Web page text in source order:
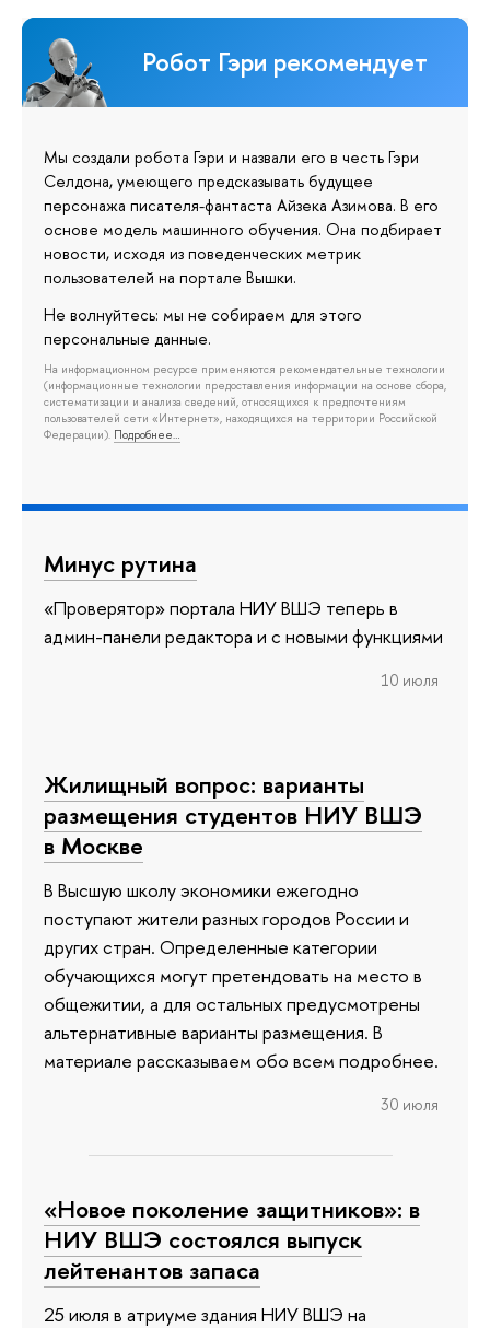
Робот Гэри рекомендует
Мы создали робота Гэри и назвали его в честь Гэри
Селдона, умеющего предсказывать будущее
персонажа писателя-фантаста Айзека Азимова. В его
основе модель машинного обучения. Она подбирает
новости, исходя из поведенческих метрик
пользователей на портале Вышки.
Не волнуйтесь: мы не собираем для этого
персональные данные.
На информационном ресурсе применяются рекомендательные технологии
(информационные технологии предоставления информации на основе сбора,
систематизации и анализа сведений, относящихся к предпочтениям
пользователей сети «Интернет», находящихся на территории Российской
Федерации). Подробнее…
Минус рутина
«Проверятор» портала НИУ ВШЭ теперь в
админ-панели редактора и с новыми функциями
10 июля
Жилищный вопрос: варианты
размещения студентов НИУ ВШЭ
в Москве
В Высшую школу экономики ежегодно
поступают жители разных городов России и
других стран. Определенные категории
обучающихся могут претендовать на место в
общежитии, а для остальных предусмотрены
альтернативные варианты размещения. В
материале рассказываем обо всем подробнее.
30 июля
«Новое поколение защитников»: в
НИУ ВШЭ состоялся выпуск
лейтенантов запаса
25 июля в атриуме здания НИУ ВШЭ на